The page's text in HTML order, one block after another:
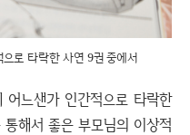
로 타락한 사연 9권 중에서
느샌가 인간적으로 타락한
해서 좋은 부모님의 이상적